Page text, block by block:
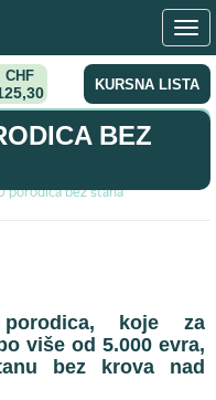
CHF
KURSNA LISTA
porodica bez stana
BEZ
porodica, koje za
više od 5.000 evra,
bez krova nad